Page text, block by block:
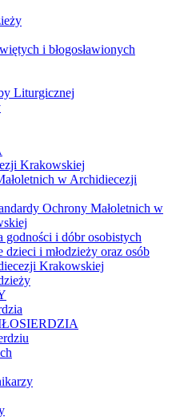
i błogosławionych
Liturgicznej
Krakowskiej
w Archidiecezji
Ochrony Małoletnich w
godności i dóbr osobistych
dzieci i młodzieży oraz osób
Krakowskiej